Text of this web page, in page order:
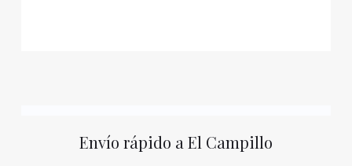
Envío rápido a El Campillo